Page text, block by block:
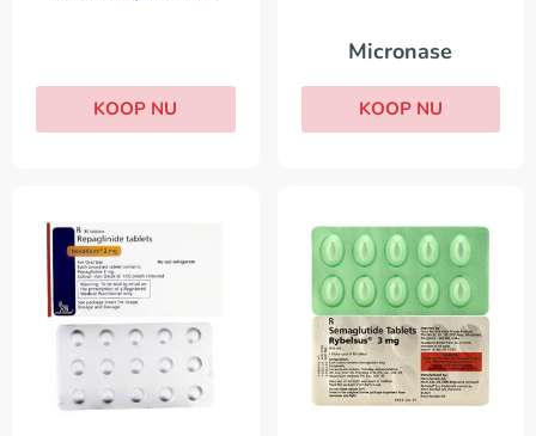
KOOP NU
Micronase
KOOP NU